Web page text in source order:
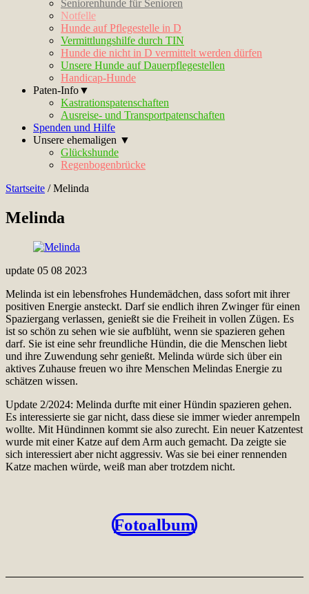
Seniorenhunde für Senioren
Notfelle
Hunde auf Pflegestelle in D
Vermittlungshilfe durch TIN
Hunde die nicht in D vermittelt werden dürfen
Unsere Hunde auf Dauerpflegestellen
Handicap-Hunde
Paten-Info▼
Kastrationspatenschaften
Ausreise- und Transportpatenschaften
Spenden und Hilfe
Unsere ehemaligen ▼
Glückshunde
Regenbogenbrücke
Startseite /Melinda
Melinda
update 05 08 2023
Melinda ist ein lebensfrohes Hundemädchen, dass sofort mit ihrer
positiven Energie ansteckt. Darf sie endlich ihren Zwinger für einen
Spaziergang verlassen, genießt sie die Freiheit in vollen Zügen. Es
ist so schön zu sehen wie sie aufblüht, wenn sie spazieren gehen
darf. Sie ist eine sehr freundliche Hündin, die die Menschen liebt
und ihre Zuwendung sehr genießt. Melinda würde sich über ein
aktives Zuhause freuen wo ihre Menschen Melindas Energie zu
schätzen wissen.
Update 2/2024: Melinda durfte mit einer Hündin spazieren gehen.
Es interessierte sie gar nicht, dass diese sie immer wieder anrempeln
wollte. Mit Hündinnen kommt sie also zurecht. Ein neuer Katzentest
wurde mit einer Katze auf dem Arm auch gemacht. Da zeigte sie
sich interessiert aber nicht aggressiv. Was sie bei einer rennenden
Katze machen würde, weiß man aber trotzdem nicht.
Fotoalbum